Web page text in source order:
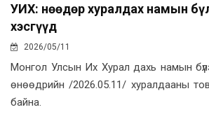
УИХ: Өнөөдөр хуралдах намын
хэсгүүд
2026/05/11
Монгол Улсын Их Хурал дахь намын
өнөөдрийн /2026.05.11/ хуралдааны
байна.